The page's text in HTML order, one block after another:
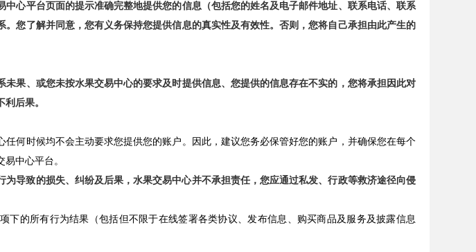
心平台页面的提示准确完整地提供您的信息（包括您的姓名及电子邮件地址、联系电话、联系
您了解并同意，您有义务保持您提供信息的真实性及有效性。否则，您将自己承担由此产生的
果、或您未按水果交易中心的要求及时提供信息、您提供的信息存在不实的，您将承担因此对
后果。
何时候均不会主动要求您提供您的账户。因此，建议您务必保管好您的账户，并确保您在每个
中心平台。
为导致的损失、纠纷及后果，水果交易中心并不承担责任，您应通过私发、行政等救济途径向侵
下的所有行为结果（包括但不限于在线签署各类协议、发布信息、购买商品及服务及披露信息